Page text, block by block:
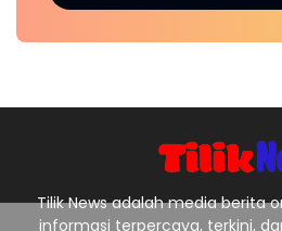
Tilik News adalah media berita
informasi terpercaya, terkini,